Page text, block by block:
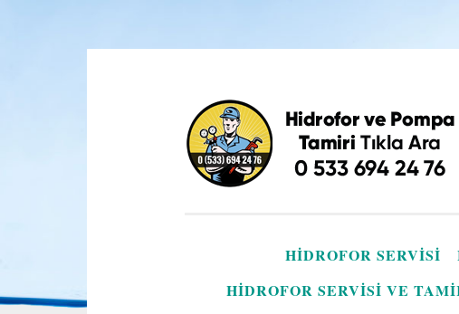
İçeriğe
geç
HIDROFOR SERVISI
HIDROFOR SERVISI VE